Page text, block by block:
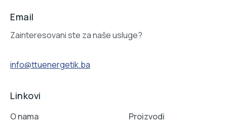
Email
Zainteresovani ste za naše usluge?
info@ttuenergetik.ba
Linkovi
O nama
Proizvodi